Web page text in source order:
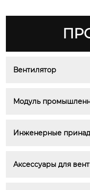
Вентилятор
Модуль
Инженерные
Аксессуары для